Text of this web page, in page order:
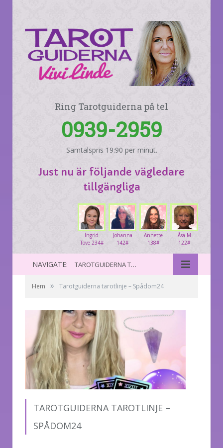
Ring Tarotguiderna på tel
0939-2959
Samtalspris 19:90 per minut.
Just nu är följande vägledare
tillgängliga
Åsa M
122#
Annette
138#
Johanna
142#
Ingrid
Tove 234#
NAVIGATE: TAROTGUIDERNA TAROTLINJE – SPÅDOM24
Hem » Tarotguiderna tarotlinje – Spådom24
TAROTGUIDERNA TAROTLINJE –
SPÅDOM24